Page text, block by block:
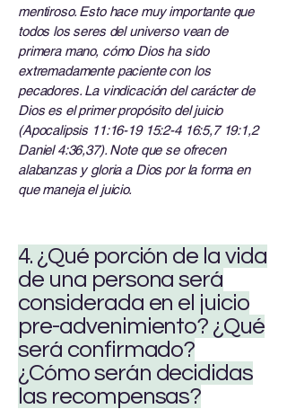
mentiroso. Esto hace muy importante que
todos los seres del universo vean de
primera mano, cómo Dios ha sido
extremadamente paciente con los
pecadores. La vindicación del carácter de
Dios es el primer propósito del juicio
(Apocalipsis 11:16-19 15:2-4 16:5,7 19:1,2
Daniel 4:36,37). Note que se ofrecen
alabanzas y gloria a Dios por la forma en
que maneja el juicio.
4. ¿Qué porción de la vida
de una persona será
considerada en el juicio
pre-advenimiento? ¿Qué
será confirmado?
¿Cómo serán decididas
las recompensas?